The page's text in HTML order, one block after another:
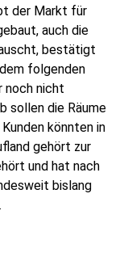
der Markt für
auch die
bestätigt
folgenden
noch nicht
sollen die Räume
könnten in
gehört zur
und hat nach
bislang